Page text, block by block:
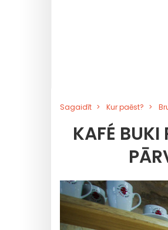
Sagaidīt Kur paēst?
KAFÉ BUKI